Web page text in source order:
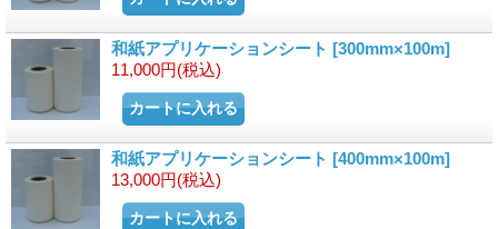
和紙アプリケーションシート [300mm×100m]
11,000円(税込)
和紙アプリケーションシート [400mm×100m]
13,000円(税込)